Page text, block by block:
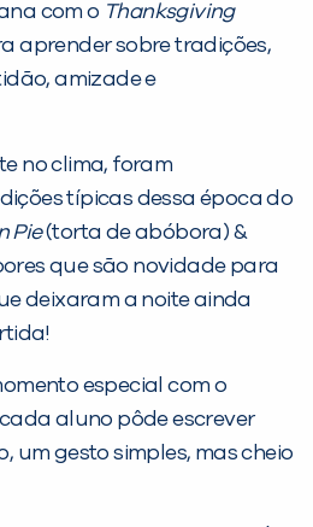
com o Thanksgiving
aprender sobre tradições,
amizade e
no clima, foram
típicas dessa época do
Pie(torta de abóbora) &
que são novidade para
deixaram a noite ainda
especial com o
cada aluno pôde escrever
um gesto simples, mas cheio
DE MÉTODO
Desculpe!
nenhuma unidade
ou bairro que
digitou.